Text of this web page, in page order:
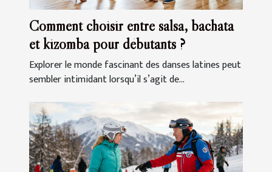
Comment choisir entre salsa, bachata
et kizomba pour débutants ?
Explorer le monde fascinant des danses latines peut
sembler intimidant lorsqu’il s’agit de...